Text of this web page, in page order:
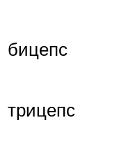
бицепс
трицепс